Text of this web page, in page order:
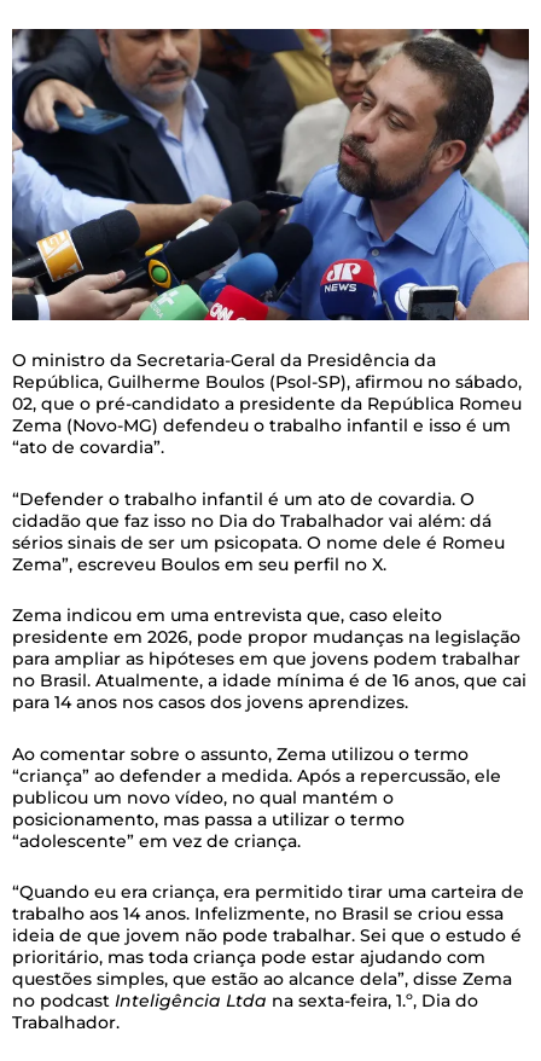
O ministro da Secretaria-Geral da Presidência da
República, Guilherme Boulos (Psol-SP), afirmou no sábado,
02, que o pré-candidato a presidente da República Romeu
Zema (Novo-MG) defendeu o trabalho infantil e isso é um
“ato de covardia”.
“Defender o trabalho infantil é um ato de covardia. O
cidadão que faz isso no Dia do Trabalhador vai além: dá
sérios sinais de ser um psicopata. O nome dele é Romeu
Zema”, escreveu Boulos em seu perfil no X.
Zema indicou em uma entrevista que, caso eleito
presidente em 2026, pode propor mudanças na legislação
para ampliar as hipóteses em que jovens podem trabalhar
no Brasil. Atualmente, a idade mínima é de 16 anos, que cai
para 14 anos nos casos dos jovens aprendizes.
Ao comentar sobre o assunto, Zema utilizou o termo
“criança” ao defender a medida. Após a repercussão, ele
publicou um novo vídeo, no qual mantém o
posicionamento, mas passa a utilizar o termo
“adolescente” em vez de criança.
“Quando eu era criança, era permitido tirar uma carteira de
trabalho aos 14 anos. Infelizmente, no Brasil se criou essa
ideia de que jovem não pode trabalhar. Sei que o estudo é
prioritário, mas toda criança pode estar ajudando com
questões simples, que estão ao alcance dela”, disse Zema
no podcast Inteligência Ltda na sexta-feira, 1.º, Dia do
Trabalhador.